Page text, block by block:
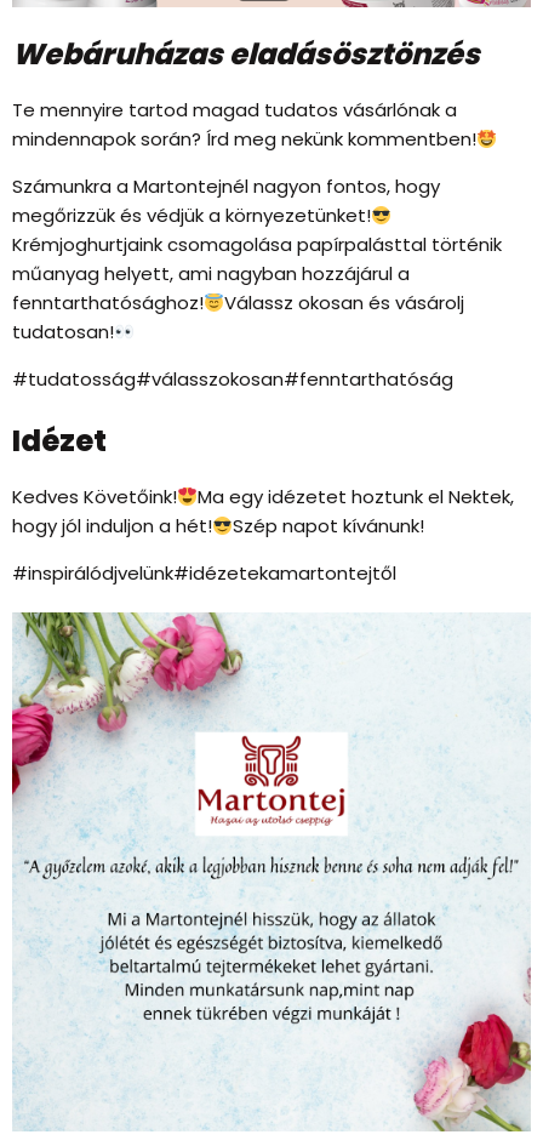
Webáruházas eladásösztönzés
Te mennyire tartod magad tudatos vásárlónak a
mindennapok során? Írd meg nekünk kommentben!
Számunkra a Martontejnél nagyon fontos, hogy
megőrizzük és védjük a környezetünket!
Krémjoghurtjaink csomagolása papírpalásttal történik
műanyag helyett, ami nagyban hozzájárul a
fenntarthatósághoz!
Válassz okosan és vásárolj
tudatosan!
#tudatosság#válasszokosan#fenntarthatóság
Idézet
Kedves Követőink!
Ma egy idézetet hoztunk el Nektek,
hogy jól induljon a hét!
Szép napot kívánunk!
#inspirálódjvelünk#idézetekamartontejtől